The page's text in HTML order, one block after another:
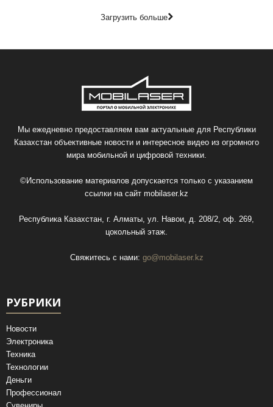
Загрузить больше
Мы ежедневно предоставляем вам актуальные для Республики
Казахстан объективные новости и интересное видео из огромного
мира мобильной и цифровой техники.
©Использование материалов допускается только с указанием
ссылки на сайт mobilaser.kz
Республика Казахстан, г. Алматы, ул. Навои, д. 208/2, оф. 269,
цокольный этаж.
Свяжитесь с нами: go@mobilaser.kz
РУБРИКИ
Новости
Электроника
Техника
Технологии
Деньги
Профессионал